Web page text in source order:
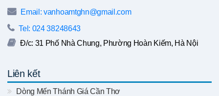
Email: vanhoamtghn@gmail.com
Tel: 024 38248643
Đ/c: 31 Phố Nhà Chung, Phường Hoàn Kiếm, Hà Nội
Liên kết
Dòng Mến Thánh Giá Cần Thơ